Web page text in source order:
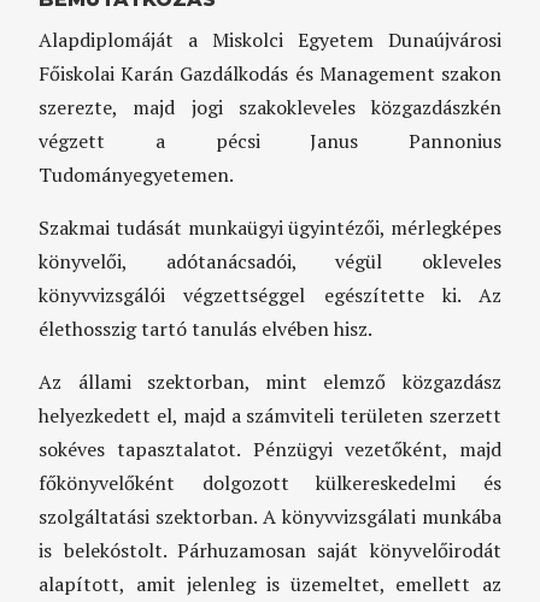
Alapdiplomáját a Miskolci Egyetem Dunaújvárosi
Főiskolai Karán Gazdálkodás és Management szakon
szerezte, majd jogi szakokleveles közgazdászkén
végzett a pécsi Janus Pannonius
Tudományegyetemen.
Szakmai tudását munkaügyi ügyintézői, mérlegképes
könyvelői, adótanácsadói, végül okleveles
könyvvizsgálói végzettséggel egészítette ki. Az
élethosszig tartó tanulás elvében hisz.
Az állami szektorban, mint elemző közgazdász
helyezkedett el, majd a számviteli területen szerzett
sokéves tapasztalatot. Pénzügyi vezetőként, majd
főkönyvelőként dolgozott külkereskedelmi és
szolgáltatási szektorban. A könyvvizsgálati munkába
is belekóstolt. Párhuzamosan saját könyvelőirodát
alapított, amit jelenleg is üzemeltet, emellett az